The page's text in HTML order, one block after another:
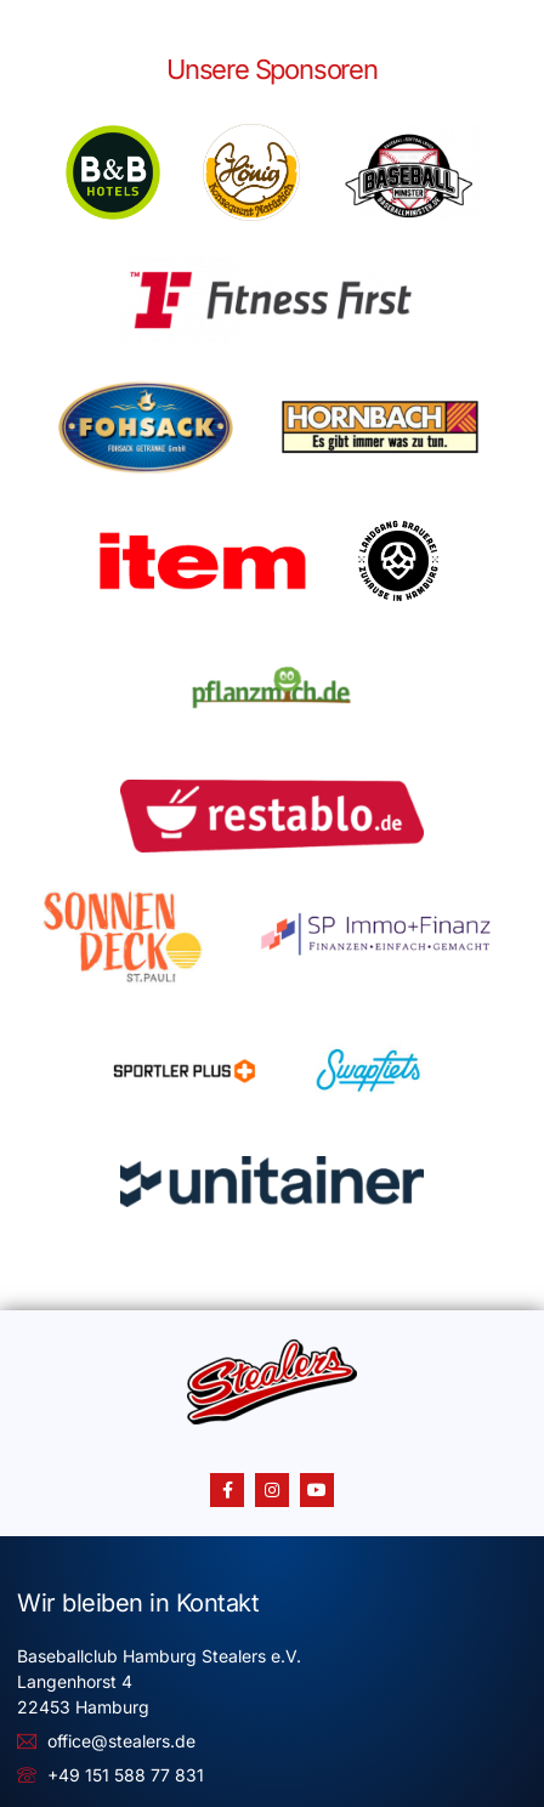
Unsere Sponsoren
Wir bleiben in Kontakt
Baseballclub Hamburg Stealers e.V.
Langenhorst 4
22453 Hamburg
office@stealers.de
+49 151 588 77 831